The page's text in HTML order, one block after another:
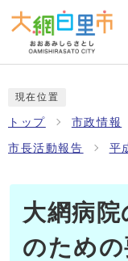
現在位置
トップ 市政情報
市長活動報告 平
大網病
のため